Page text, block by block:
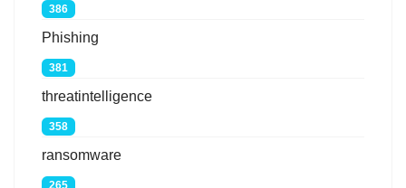
386
Phishing
381
threatintelligence
358
ransomware
265